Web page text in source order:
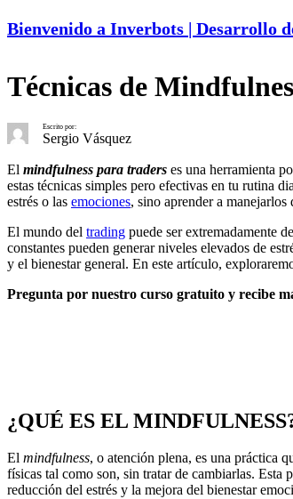
Bienvenido a Inverbots | Desarrollo
Técnicas de
Escrito por:
Sergio Vásquez
El mindfulness para traders es una herramienta
estas técnicas simples pero efectivas en tu rutina
estrés o las emociones, sino aprender a
El mundo del trading puede ser extremadamente
constantes pueden generar niveles elevados de
y el bienestar general. En este artículo,
Pregunta por nuestro curso gratuito y recibe
¿QUÉ ES EL
El mindfulness, o atención plena, es una práctica
físicas tal como son, sin tratar de cambiarlas. Esta
reducción del estrés y la mejora del bienestar